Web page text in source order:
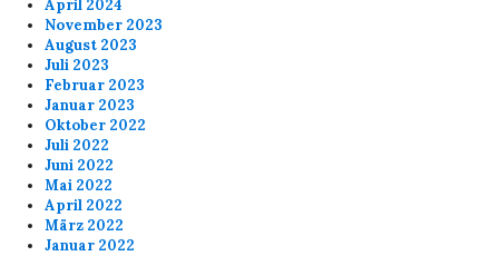
April 2024
November 2023
August 2023
Juli 2023
Februar 2023
Januar 2023
Oktober 2022
Juli 2022
Juni 2022
Mai 2022
April 2022
März 2022
Januar 2022